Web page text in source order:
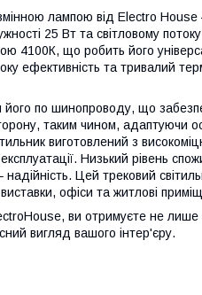
лампою від Electro House
25 Вт та світловому
4100К, що робить його
ефективність та тривалий
по шинопроводу, що
таким чином, адаптуючи
виготовлений з
Низький рівень
Цей трековий
офіси та житлові
ви отримуєте не
вигляд вашого інтер'єру.